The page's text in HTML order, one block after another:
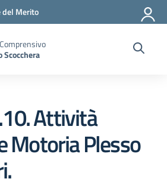
Merito
Scocchera
Attività
Motoria Plesso